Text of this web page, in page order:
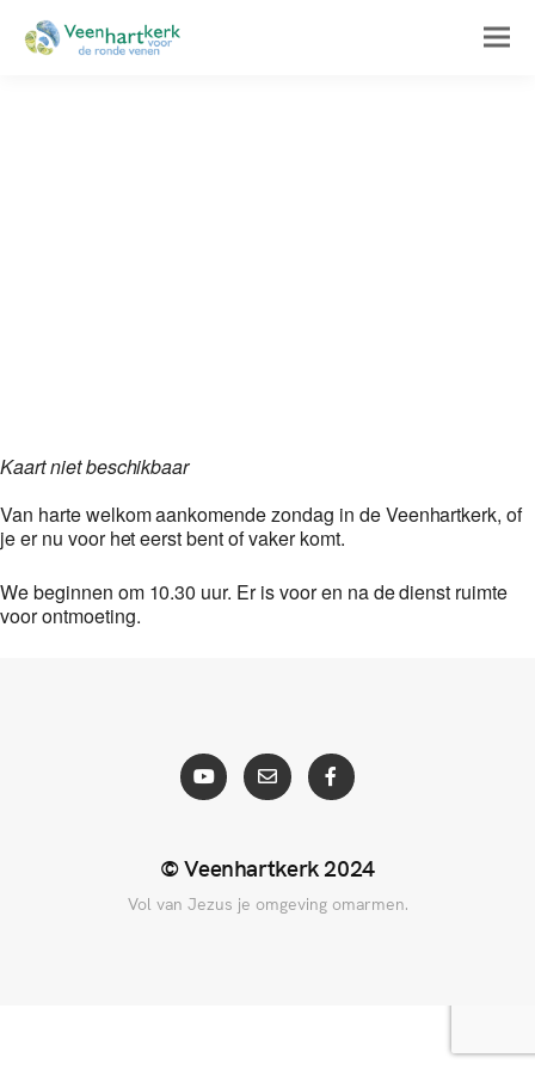
Kaart niet beschikbaar
Van harte welkom aankomende zondag in de Veenhartkerk, of
je er nu voor het eerst bent of vaker komt.
We beginnen om 10.30 uur. Er is voor en na de dienst ruimte
voor ontmoeting.
© Veenhartkerk 2024
Vol van Jezus je omgeving omarmen.